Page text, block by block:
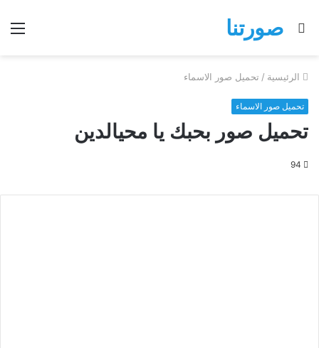
صورتنا
بحث
الرئيسية / تحميل صور الاسماء
تحميل صور الاسماء
تحميل صور بحبك يا محيالدين
94